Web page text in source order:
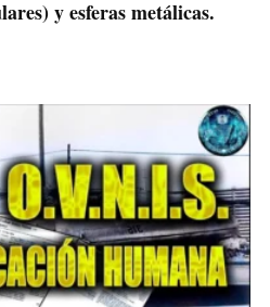
y esferas metálicas.